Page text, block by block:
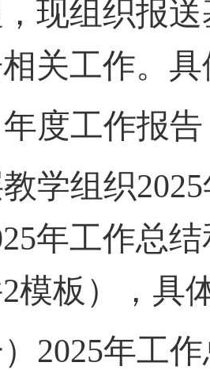
现组织报送
关工作。
年度工作报告
学组织2025
年工作总结
2模板），具
2025年工